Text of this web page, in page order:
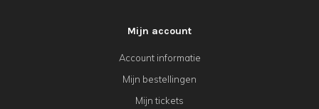
Mijn account
Account informatie
Mijn bestellingen
Mijn tickets